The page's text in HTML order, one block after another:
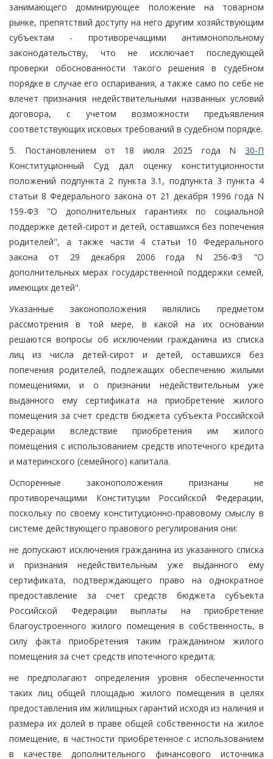
занимающего доминирующее положение на товарном
рынке, препятствий доступу на него другим хозяйствующим
субъектам - противоречащими антимонопольному
законодательству, что не исключает последующей
проверки обоснованности такого решения в судебном
порядке в случае его оспаривания, а также само по себе не
влечет признания недействительными названных условий
договора, с учетом возможности предъявления
соответствующих исковых требований в судебном порядке.
5. Постановлением от 18 июля 2025 года N 30-П
Конституционный Суд дал оценку конституционности
положений подпункта 2 пункта 3.1, подпункта 3 пункта 4
статьи 8 Федерального закона от 21 декабря 1996 года N
159-ФЗ "О дополнительных гарантиях по социальной
поддержке детей-сирот и детей, оставшихся без попечения
родителей", а также части 4 статьи 10 Федерального
закона от 29 декабря 2006 года N 256-ФЗ "О
дополнительных мерах государственной поддержки семей,
имеющих детей".
Указанные законоположения являлись предметом
рассмотрения в той мере, в какой на их основании
решаются вопросы об исключении гражданина из списка
лиц из числа детей-сирот и детей, оставшихся без
попечения родителей, подлежащих обеспечению жилыми
помещениями, и о признании недействительным уже
выданного ему сертификата на приобретение жилого
помещения за счет средств бюджета субъекта Российской
Федерации вследствие приобретения им жилого
помещения с использованием средств ипотечного кредита
и материнского (семейного) капитала.
Оспоренные законоположения признаны не
противоречащими Конституции Российской Федерации,
поскольку по своему конституционно-правовому смыслу в
системе действующего правового регулирования они:
не допускают исключения гражданина из указанного списка
и признания недействительным уже выданного ему
сертификата, подтверждающего право на однократное
предоставление за счет средств бюджета субъекта
Российской Федерации выплаты на приобретение
благоустроенного жилого помещения в собственность, в
силу факта приобретения таким гражданином жилого
помещения за счет средств ипотечного кредита;
не предполагают определения уровня обеспеченности
таких лиц общей площадью жилого помещения в целях
предоставления им жилищных гарантий исходя из наличия и
размера их долей в праве общей собственности на жилое
помещение, в частности приобретенное с использованием
в качестве дополнительного финансового источника